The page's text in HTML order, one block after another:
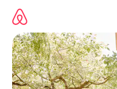
direct
naar
inhoud